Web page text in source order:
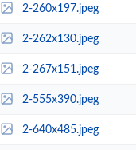
2-260x197.jpeg
2-262x130.jpeg
2-267x151.jpeg
2-555x390.jpeg
2-640x485.jpeg